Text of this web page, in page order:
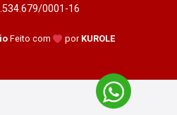
0001-16
Feito com por KUROLE